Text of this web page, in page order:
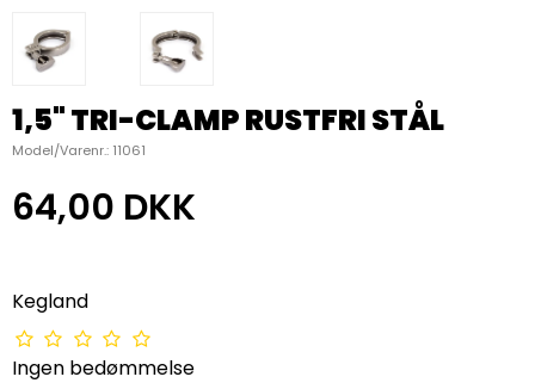
1,5" TRI-CLAMP RUSTFRI STÅL
Model/Varenr.: 11061
64,00 DKK
Kegland
Ingen bedømmelse